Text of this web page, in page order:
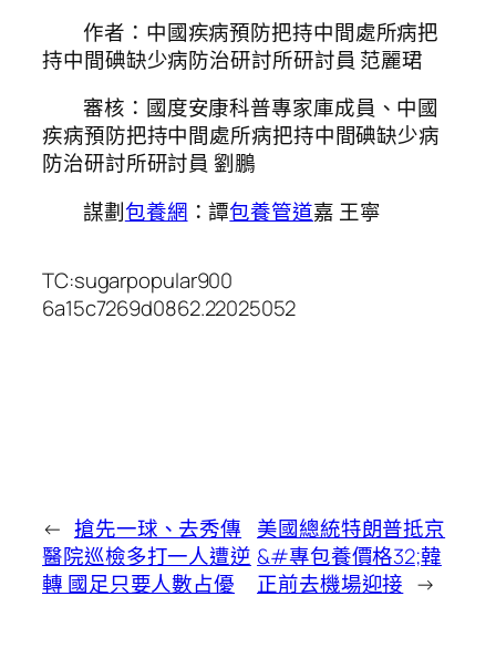
作者：中國疾病預防把持中間處所病把
持中間碘缺少病防治研討所研討員 范麗珺
審核：國度安康科普專家庫成員、中國
疾病預防把持中間處所病把持中間碘缺少病
防治研討所研討員 劉鵬
謀劃包養網 ：譚包養管道嘉 王寧
TC:sugarpopular900
6a15c7269d0862.22025052
← 搶先一球、去秀傳
醫院巡檢多打一人遭逆
轉 國足只要人數占優
美國總統特朗普抵京
&#專包養價格32;韓
正前去機場迎接 →